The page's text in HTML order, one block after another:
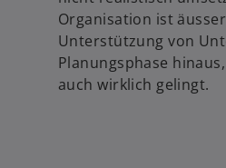
Organisation ist
Unterstützung von
Planungsphase
auch wirklich gelingt.